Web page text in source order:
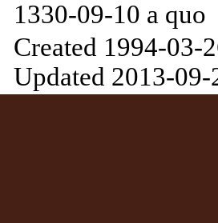
1330-09-10 a quo
Created 1994-03-
Updated 2013-09-